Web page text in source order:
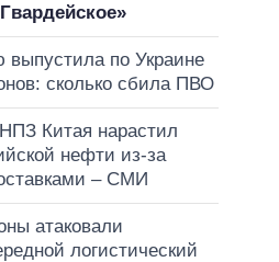
выпустила по Украине
сколько сбила ПВО
Китая нарастил
нефти из-за
– СМИ
атаковали
логистический